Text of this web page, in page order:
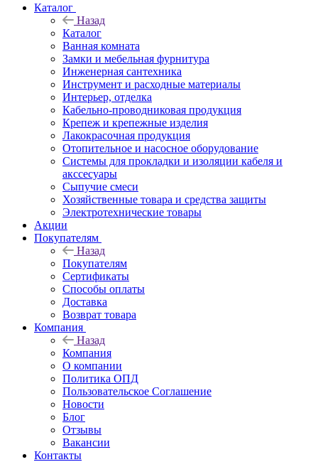
Каталог
Назад
Каталог
Ванная комната
Замки и мебельная фурнитура
Инженерная сантехника
Инструмент и расходные материалы
Интерьер, отделка
Кабельно-проводниковая продукция
Крепеж и крепежные изделия
Лакокрасочная продукция
Отопительное и насосное оборудование
Системы для прокладки и изоляции кабеля и
акссесуары
Сыпучие смеси
Хозяйственные товара и средства защиты
Электротехнические товары
Акции
Покупателям
Назад
Покупателям
Сертификаты
Способы оплаты
Доставка
Возврат товара
Компания
Назад
Компания
О компании
Политика ОПД
Пользовательское Соглашение
Новости
Блог
Отзывы
Вакансии
Контакты